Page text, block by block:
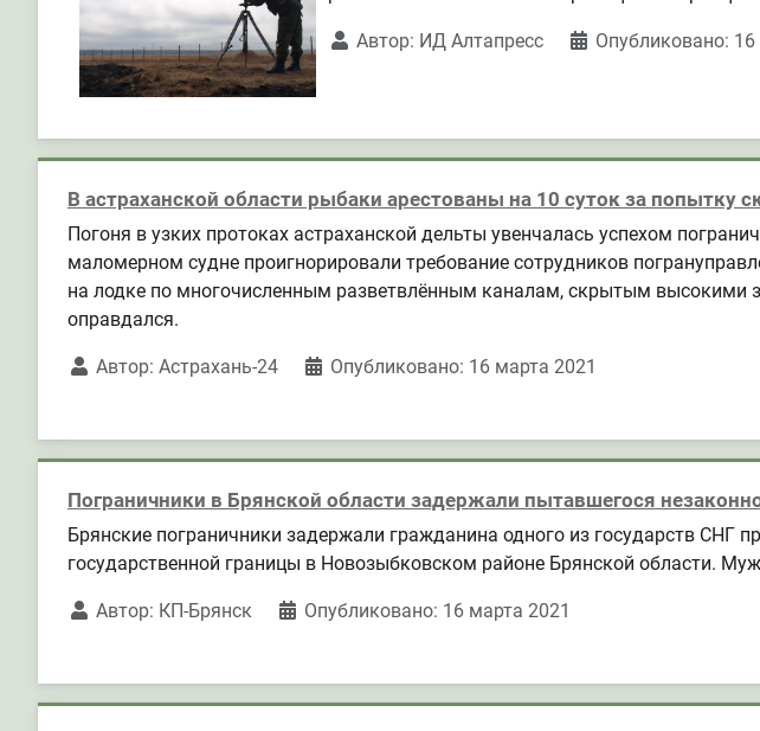
Автор: ИД Алтапресс Опубликовано: 16
В астраханской области рыбаки арестованы на 10 суток за попытку
Погоня в узких протоках астраханской дельты увенчалась успехом
маломерном судне проигнорировали требование сотрудников
на лодке по многочисленным разветвлённым каналам, скрытым высокими
оправдался.
Автор: Астрахань-24 Опубликовано: 16 марта 2021
Пограничники в Брянской области задержали пытавшегося
Брянские пограничники задержали гражданина одного из государств СНГ
государственной границы в Новозыбковском районе Брянской области.
Автор: КП-Брянск Опубликовано: 16 марта 2021